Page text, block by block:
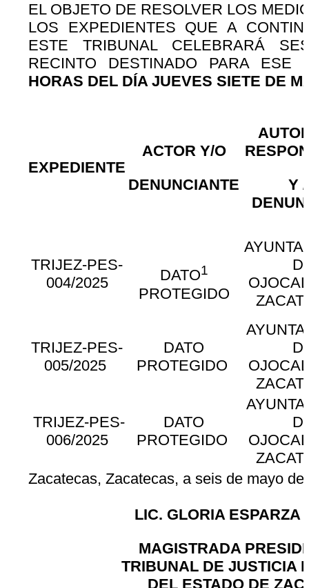
EL OBJETO DE RESOLVER LOS
LOS EXPEDIENTES QUE A
ESTE TRIBUNAL CELEBRARÁ
RECINTO DESTINADO PARA ESE
HORAS DEL DÍA JUEVES SIETE DE
EXPEDIENTE
ACTOR Y/O
DENUNCIANTE
Y
TRIJEZ-PES-
004/2025
DATO1
PROTEGIDO
TRIJEZ-PES-
005/2025
DATO
PROTEGIDO
TRIJEZ-PES-
006/2025
DATO
PROTEGIDO
Zacatecas, Zacatecas, a seis de mayo
LIC. GLORIA ESPARZA
MAGISTRADA
TRIBUNAL DE JUSTICIA
DEL ESTADO DE